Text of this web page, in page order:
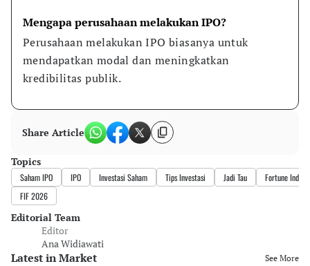
Mengapa perusahaan melakukan IPO?
Perusahaan melakukan IPO biasanya untuk
mendapatkan modal dan meningkatkan
kredibilitas publik.
Share Article
Topics
Saham IPO IPO Investasi Saham Tips Investasi Jadi Tau
Fortune
FIF 2026
Editorial Team
Editor
Ana Widiawati
Latest in Market See More